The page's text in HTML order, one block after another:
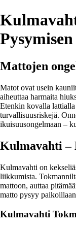
Mattojen
Matot ovat usein
aiheuttaa harmaita
Etenkin kovalla
turvallisuusriskejä.
ikuisuusongelmaan –
Kulmavahti –
Kulmavahti on
liikkumista.
mattoon, auttaa
matto pysyy
Kulmavahti